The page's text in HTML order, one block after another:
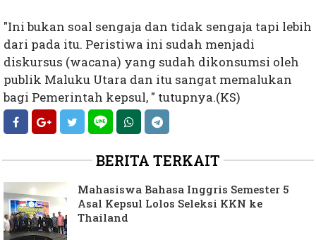
"Ini bukan soal sengaja dan tidak sengaja tapi lebih
dari pada itu. Peristiwa ini sudah menjadi
diskursus (wacana) yang sudah dikonsumsi oleh
publik Maluku Utara dan itu sangat memalukan
bagi Pemerintah kepsul, " tutupnya.(KS)
BERITA TERKAIT
Mahasiswa Bahasa Inggris Semester 5
Asal Kepsul Lolos Seleksi KKN ke
Thailand